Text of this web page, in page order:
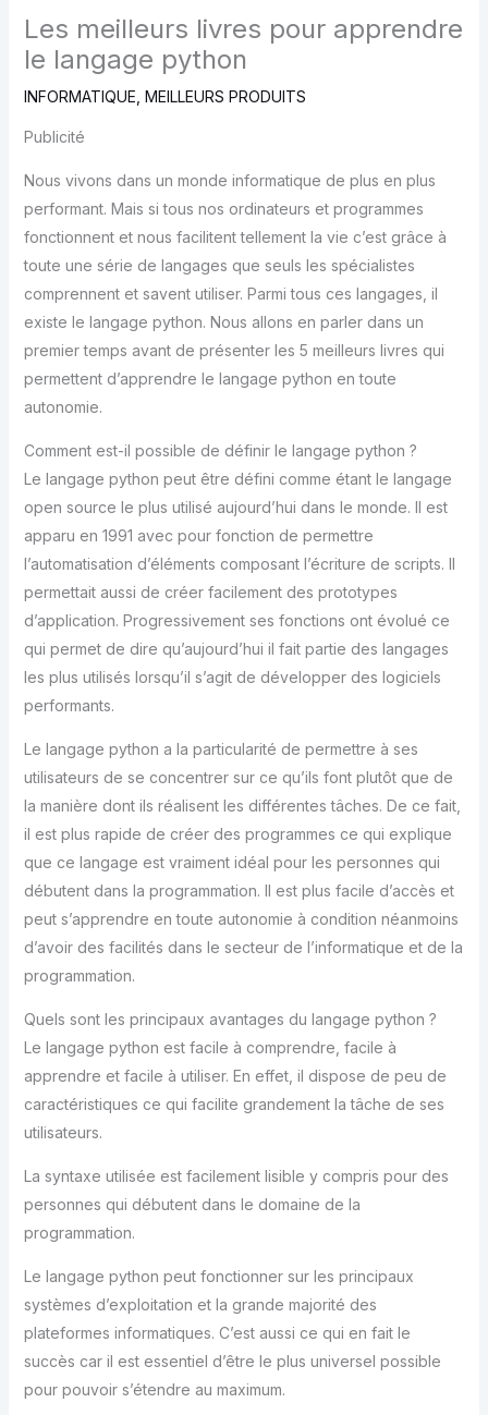
Les meilleurs livres pour apprendre
le langage python
INFORMATIQUE MEILLEURS PRODUITS
Publicité
Nous vivons dans un monde informatique de plus en plus
performant. Mais si tous nos ordinateurs et programmes
fonctionnent et nous facilitent tellement la vie c’est grâce à
toute une série de langages que seuls les spécialistes
comprennent et savent utiliser. Parmi tous ces langages, il
existe le langage python. Nous allons en parler dans un
premier temps avant de présenter les 5 meilleurs livres qui
permettent d’apprendre le langage python en toute
autonomie.
Comment est-il possible de définir le langage python ?
Le langage python peut être défini comme étant le langage
open source le plus utilisé aujourd’hui dans le monde. Il est
apparu en 1991 avec pour fonction de permettre
l’automatisation d’éléments composant l’écriture de scripts. Il
permettait aussi de créer facilement des prototypes
d’application. Progressivement ses fonctions ont évolué ce
qui permet de dire qu’aujourd’hui il fait partie des langages
les plus utilisés lorsqu’il s’agit de développer des logiciels
performants.
Le langage python a la particularité de permettre à ses
utilisateurs de se concentrer sur ce qu’ils font plutôt que de
la manière dont ils réalisent les différentes tâches. De ce fait,
il est plus rapide de créer des programmes ce qui explique
que ce langage est vraiment idéal pour les personnes qui
débutent dans la programmation. Il est plus facile d’accès et
peut s’apprendre en toute autonomie à condition néanmoins
d’avoir des facilités dans le secteur de l’informatique et de la
programmation.
Quels sont les principaux avantages du langage python ?
Le langage python est facile à comprendre, facile à
apprendre et facile à utiliser. En effet, il dispose de peu de
caractéristiques ce qui facilite grandement la tâche de ses
utilisateurs.
La syntaxe utilisée est facilement lisible y compris pour des
personnes qui débutent dans le domaine de la
programmation.
Le langage python peut fonctionner sur les principaux
systèmes d’exploitation et la grande majorité des
plateformes informatiques. C’est aussi ce qui en fait le
succès car il est essentiel d’être le plus universel possible
pour pouvoir s’étendre au maximum.